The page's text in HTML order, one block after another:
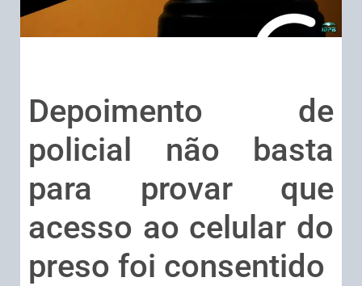
Depoimento de
policial não basta
para provar que
acesso ao celular do
preso foi consentido